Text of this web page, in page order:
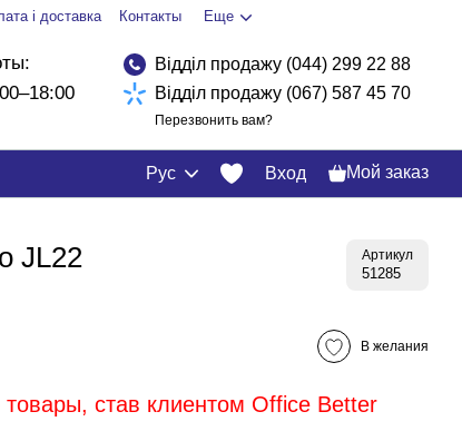
і доставка Контакты Еще
Відділ продажу (044) 299 22 88
Відділ продажу (067) 587 45 70
Перезвонить вам?
Рус Вход Мой заказ
JL22 Артикул
51285
В желания
товары, став клиентом Office Better